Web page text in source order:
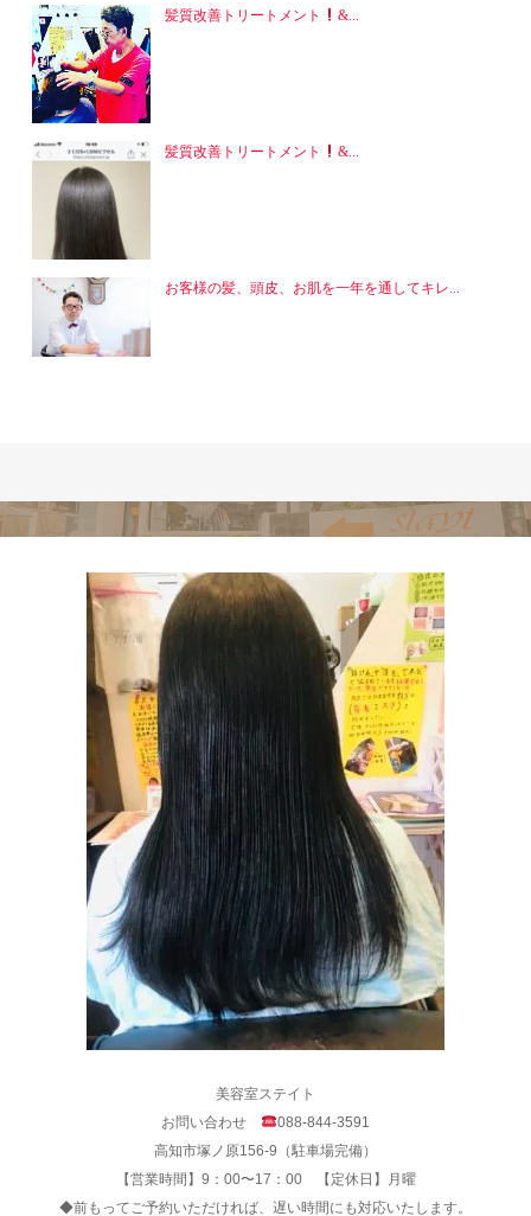
髪質改善トリートメント &...
髪質改善トリートメント &...
お客様の髪、頭皮、お肌を一年を通してキレ...
美容室ステイト
お問い合わせ
088-844-3591
高知市塚ノ原156-9（駐車場完備）
【営業時間】9：00〜17：00 【定休日】月曜
◆前もってご予約いただければ、遅い時間にも対応いたします。